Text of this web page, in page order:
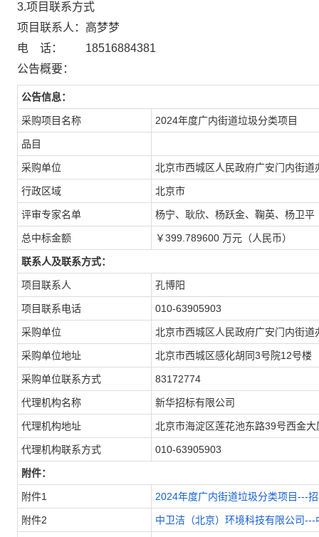
3.项目联系方式
项目联系人：高梦梦
电 话： 18516884381
公告概要：
公告信息：
采购项目名称 2024年度广内街道垃圾分类项目
品目
采购单位 北京市西城区人民政府广安门内街道
行政区域 北京市
评审专家名单 杨宁、耿欣、杨跃金、鞠英、杨卫平
总中标金额 ￥399.789600 万元（人民币）
联系人及联系方式：
项目联系人 孔博阳
项目联系电话 010-63905903
采购单位 北京市西城区人民政府广安门内街道
采购单位地址 北京市西城区感化胡同3号院12号楼
采购单位联系方式 83172774
代理机构名称 新华招标有限公司
代理机构地址 北京市海淀区莲花池东路39号西金大
代理机构联系方式 010-63905903
附件：
附件1 2024年度广内街道垃圾分类项目---
附件2 中卫洁（北京）环境科技有限公司